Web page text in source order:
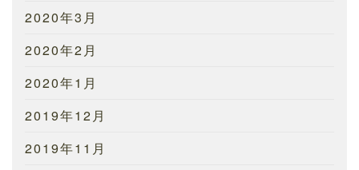
2020年3月
2020年2月
2020年1月
2019年12月
2019年11月